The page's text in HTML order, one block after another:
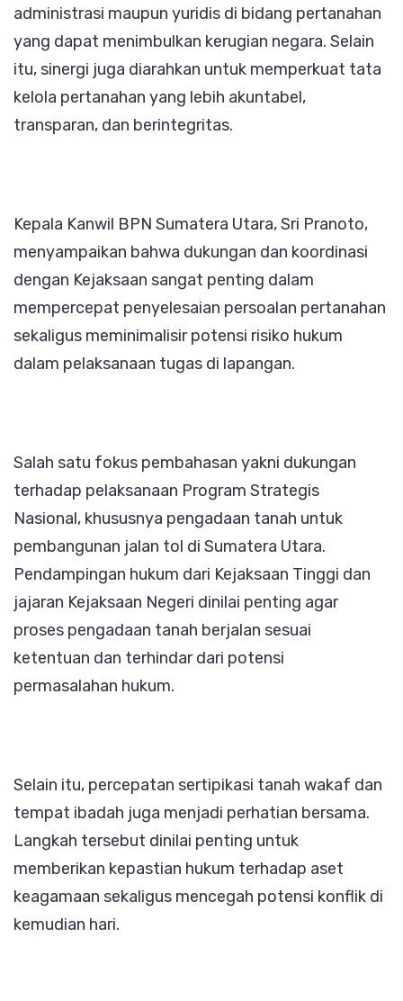
administrasi maupun yuridis di bidang pertanahan
yang dapat menimbulkan kerugian negara. Selain
itu, sinergi juga diarahkan untuk memperkuat tata
kelola pertanahan yang lebih akuntabel,
transparan, dan berintegritas.
Kepala Kanwil BPN Sumatera Utara, Sri Pranoto,
menyampaikan bahwa dukungan dan koordinasi
dengan Kejaksaan sangat penting dalam
mempercepat penyelesaian persoalan pertanahan
sekaligus meminimalisir potensi risiko hukum
dalam pelaksanaan tugas di lapangan.
Salah satu fokus pembahasan yakni dukungan
terhadap pelaksanaan Program Strategis
Nasional, khususnya pengadaan tanah untuk
pembangunan jalan tol di Sumatera Utara.
Pendampingan hukum dari Kejaksaan Tinggi dan
jajaran Kejaksaan Negeri dinilai penting agar
proses pengadaan tanah berjalan sesuai
ketentuan dan terhindar dari potensi
permasalahan hukum.
Selain itu, percepatan sertipikasi tanah wakaf dan
tempat ibadah juga menjadi perhatian bersama.
Langkah tersebut dinilai penting untuk
memberikan kepastian hukum terhadap aset
keagamaan sekaligus mencegah potensi konflik di
kemudian hari.